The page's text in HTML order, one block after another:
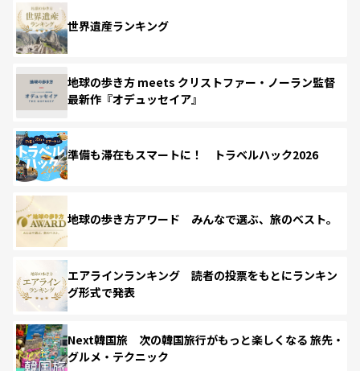
世界遺産ランキング
地球の歩き方 meets クリストファー・ノーラン監督
最新作『オデュッセイア』
準備も滞在もスマートに！ トラベルハック2026
地球の歩き方アワード みんなで選ぶ、旅のベスト。
エアラインランキング 読者の投票をもとにランキン
グ形式で発表
Next韓国旅 次の韓国旅行がもっと楽しくなる 旅先・
グルメ・テクニック